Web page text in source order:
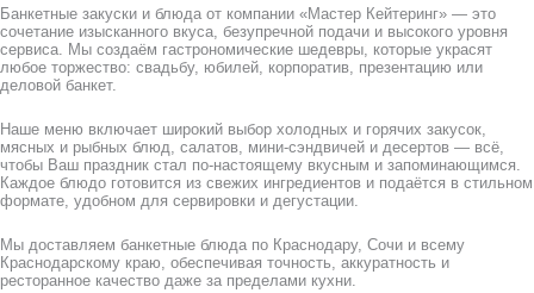
Банкетные закуски и блюда от компании «Мастер Кейтеринг» — это
сочетание изысканного вкуса, безупречной подачи и высокого уровня
сервиса. Мы создаём гастрономические шедевры, которые украсят
любое торжество: свадьбу, юбилей, корпоратив, презентацию или
деловой банкет.
Наше меню включает широкий выбор холодных и горячих закусок,
мясных и рыбных блюд, салатов, мини-сэндвичей и десертов — всё,
чтобы Ваш праздник стал по-настоящему вкусным и запоминающимся.
Каждое блюдо готовится из свежих ингредиентов и подаётся в стильном
формате, удобном для сервировки и дегустации.
Мы доставляем банкетные блюда по Краснодару, Сочи и всему
Краснодарскому краю, обеспечивая точность, аккуратность и
ресторанное качество даже за пределами кухни.